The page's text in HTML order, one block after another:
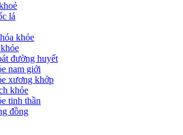
lá
khỏe
đường huyết
nam giới
xương khớp
khỏe
tinh thần
đồng